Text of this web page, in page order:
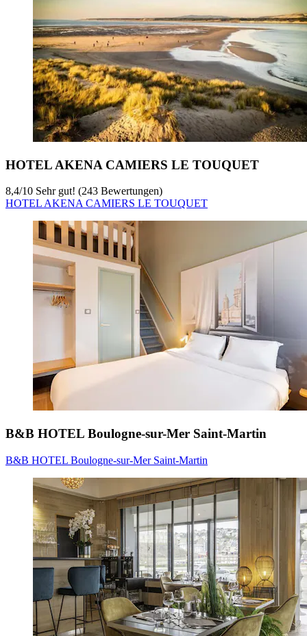
HOTEL AKENA CAMIERS LE TOUQUET
8,4/10 Sehr gut! (243 Bewertungen)
HOTEL AKENA CAMIERS LE TOUQUET
B&B HOTEL Boulogne-sur-Mer Saint-Martin
B&B HOTEL Boulogne-sur-Mer Saint-Martin